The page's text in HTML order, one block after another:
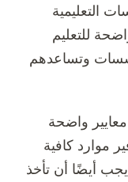
التعليمية
للتعليم
وتساعدهم
واضحة
موارد كافية
يجب أيضًا أن تأخذ